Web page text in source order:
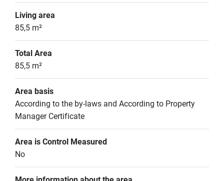
Living area
85,5 m²
Total Area
85,5 m²
Area basis
According to the by-laws and According to Property
Manager Certificate
Area is Control Measured
No